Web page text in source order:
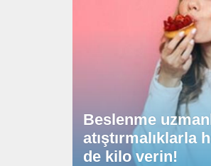
açıkladı: Bu
tok kalın hem
de kilo